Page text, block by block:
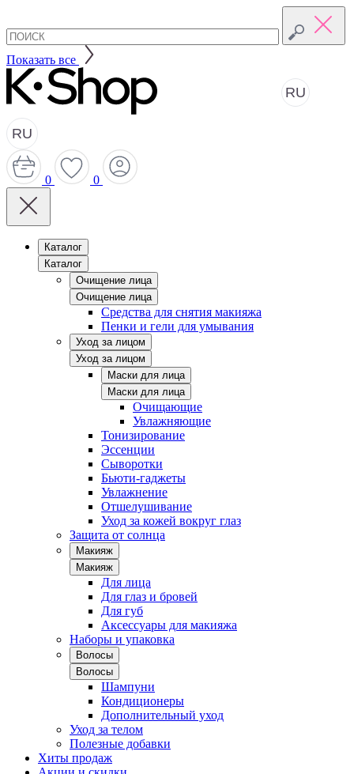
Показать все
RU
RU
0 0
Каталог
Каталог
Очищение лица
Очищение лица
Средства для снятия макияжа
Пенки и гели для умывания
Уход за лицом
Уход за лицом
Маски для лица
Маски для лица
Очищающие
Увлажняющие
Тонизирование
Эссенции
Сыворотки
Бьюти-гаджеты
Увлажнение
Отшелушивание
Уход за кожей вокруг глаз
Защита от солнца
Макияж
Макияж
Для лица
Для глаз и бровей
Для губ
Аксессуары для макияжа
Наборы и упаковка
Волосы
Волосы
Шампуни
Кондиционеры
Дополнительный уход
Уход за телом
Полезные добавки
Хиты продаж